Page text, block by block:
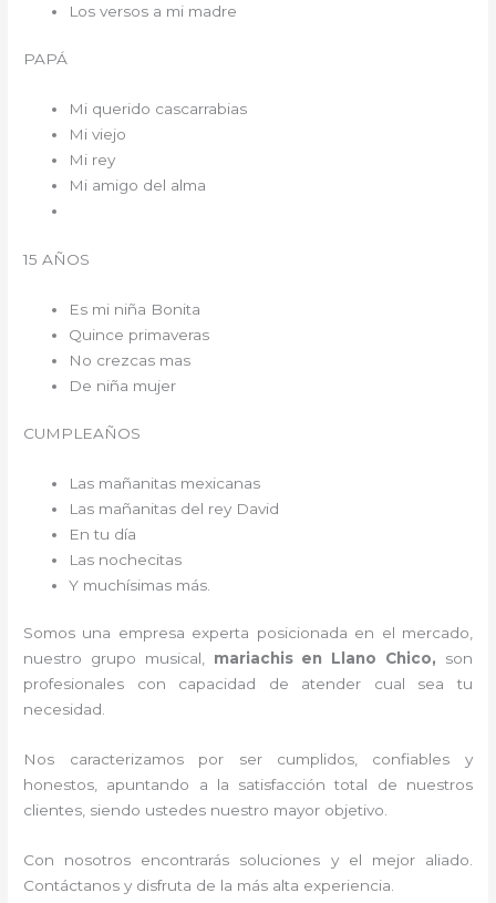
Los versos a mi madre
PAPÁ
Mi querido cascarrabias
Mi viejo
Mi rey
Mi amigo del alma
15 AÑOS
Es mi niña Bonita
Quince primaveras
No crezcas mas
De niña mujer
CUMPLEAÑOS
Las mañanitas mexicanas
Las mañanitas del rey David
En tu día
Las nochecitas
Y muchísimas más.
Somos una empresa experta posicionada en el mercado,
nuestro grupo musical, mariachis en Llano Chico, son
profesionales con capacidad de atender cual sea tu
necesidad.
Nos caracterizamos por ser cumplidos, confiables y
honestos, apuntando a la satisfacción total de nuestros
clientes, siendo ustedes nuestro mayor objetivo.
Con nosotros encontrarás soluciones y el mejor aliado.
Contáctanos y disfruta de la más alta experiencia.